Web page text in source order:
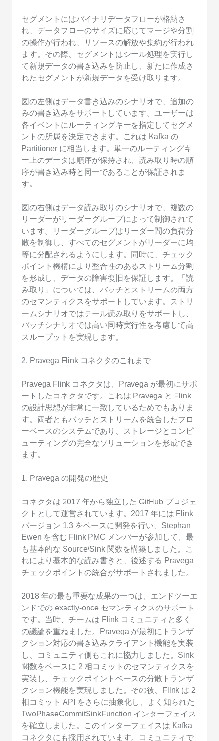
セグメントにはバイナリデータフローが格納さ
れ、データフローのサイズに応じてマージや分割
の操作が行われ、リソースの解放や集約が行われ
ます。その際、セグメントはシール処理を実行し
て新規データの書き込みを防止し、新たに作成さ
れたセグメントが新規データを受け取ります。
図の左側はデータ書き込みのシナリオで、追加の
みの書き込みをサポートしています。ユーザーは
各イベントにルーティングキーを指定してセグメ
ントの所属を決定できます。これは Kafka の
Partitioner に相当します。単一のルーティングキ
ー上のデータは順序が保持され、読み取り時の順
序が書き込み時と同一であることが保証されま
す。
図の右側はデータ読み取りのシナリオで、複数の
リーダーがリーダーグループによって制御されて
います。リーダーグループはリーダー間の負荷分
散を制御し、すべてのセグメントがリーダーに均
等に分配されるようにします。同時に、チェック
ポイント機構により整合性のあるストリーム分割
を形成し、データの障害復旧を保証します。「読
み取り」については、バッチとストリームの両方
のセマンティクスをサポートしています。ストリ
ームシナリオではテール読み取りをサポートし、
バッチシナリオでは高い同時実行性を考慮して高
スループットを実現します。
2. Pravega Flink コネクタのこれまで
Pravega Flink コネクタは、Pravega が最初にサポ
ートしたコネクタです。これは Pravega と Flink
の設計思想が非常に一致しているためでもありま
す。両者ともバッチとストリームを統合したフロ
ーベースのシステムであり、ストレージとコンピ
ューティングの完全なソリューションを形成でき
ます。
1. Pravega の開発の歴史
コネクタは 2017 年から独立した GitHub プロジェ
クトとして運営されています。2017 年には Flink
バージョン 1.3 をベースに開発を行い、Stephan
Ewen を含む Flink PMC メンバーが参加して、最
も基本的な Source/Sink 関数を構築しました。こ
れにより基本的な読み書きと、後述する Pravega
チェックポイントの統合がサポートされました。
2018 年の最も重要な成果の一つは、エンドツーエ
ンドでの exactly-once セマンティクスのサポート
です。当時、チームは Flink コミュニティと多く
の議論を重ねました。Pravega が最初にトランザ
クション対応の書き込みクライアント機能を実装
し、コミュニティ側もこれに協力しました。Sink
関数をベースに 2 相コミットのセマンティクスを
実装し、チェックポイントベースの分散トランザ
クション機能を実現しました。その後、Flink は 2
相コミット API をさらに抽象化し、よく知られた
TwoPhaseCommitSinkFunction インターフェイス
を確立しました。このインターフェイスは Kafka
コネクタにも採用されています。コミュニティで